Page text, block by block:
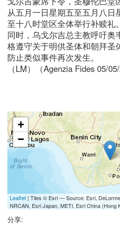
从五月一日星期五至五月八日
至十八时堂区全体举行补赎礼。
同时，乌戈尔吉总主教呼吁奥
格遵守关于明供圣体和朝拜圣
防止类似事件再次发生。
（LM）（Agenzia Fides 05/05/
+
−
Leaflet | Tiles © Esri — Source: Esri,
NRCAN, Esri Japan, METI, Esri China (Hong
分享: